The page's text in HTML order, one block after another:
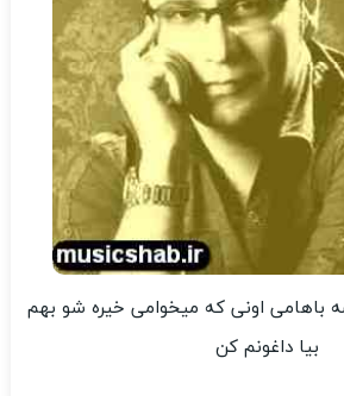
اونی که میخوامی خیره شو بهم
بیا داغونم کن